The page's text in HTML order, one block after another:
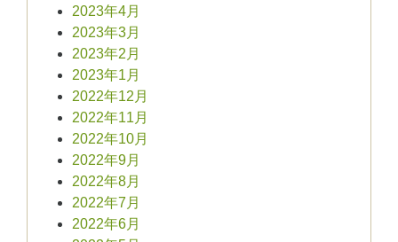
2023年4月
2023年3月
2023年2月
2023年1月
2022年12月
2022年11月
2022年10月
2022年9月
2022年8月
2022年7月
2022年6月